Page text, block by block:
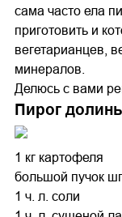
сама часто ела
приготовить и
вегетарианцев,
минералов.
Делюсь с вами
Пирог
1 кг картофеля
большой пучок
1 ч. л. соли